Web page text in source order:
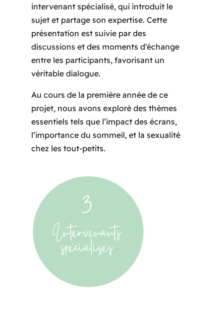
intervenant spécialisé, qui introduit le
sujet et partage son expertise. Cette
présentation est suivie par des
discussions et des moments d’échange
entre les participants, favorisant un
véritable dialogue.
Au cours de la première année de ce
projet, nous avons exploré des thèmes
essentiels tels que l’impact des écrans,
l’importance du sommeil, et la sexualité
chez les tout-petits.